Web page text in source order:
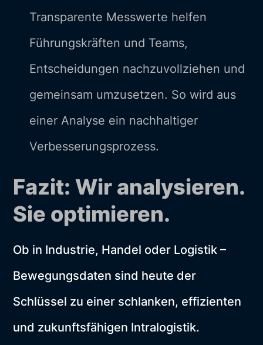
Transparente Messwerte helfen
Führungskräften und Teams,
Entscheidungen nachzuvollziehen und
gemeinsam umzusetzen. So wird aus
einer Analyse ein nachhaltiger
Verbesserungsprozess.
Fazit: Wir analysieren.
Sie optimieren.
Ob in Industrie, Handel oder Logistik –
Bewegungsdaten sind heute der
Schlüssel zu einer schlanken, effizienten
und zukunftsfähigen Intralogistik.